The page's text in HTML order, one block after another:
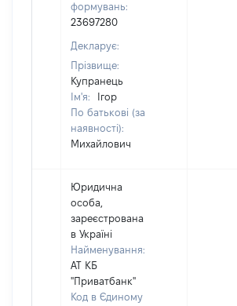
формувань:
23697280
Декларує:
Прізвище:
Купранець
Ім'я:
Ігор
По батькові (за
наявності):
Михайлович
Юридична
особа,
зареєстрована
в Україні
Найменування:
АТ КБ
"Приватбанк"
Код в Єдиному